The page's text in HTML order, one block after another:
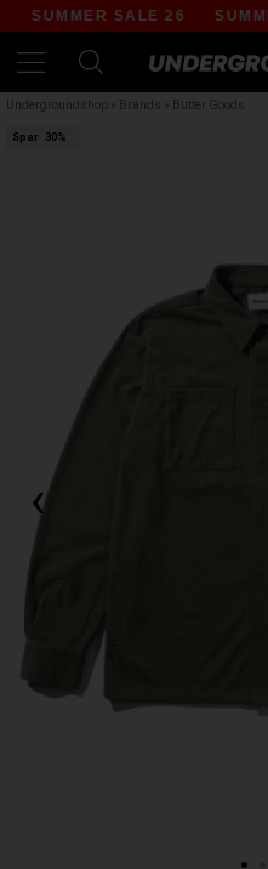
SUMMER SALE 26
Undergroundshop Brands Butter Goods
Spar 30%
‹